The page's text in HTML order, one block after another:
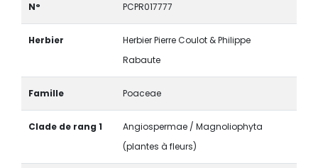
N° PCPR017777
Herbier
Herbier Pierre Coulot & Philippe
Rabaute
Famille Poaceae
Clade de rang 1
Angiospermae / Magnoliophyta
(plantes à fleurs)